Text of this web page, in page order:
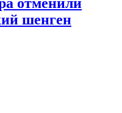
шенген